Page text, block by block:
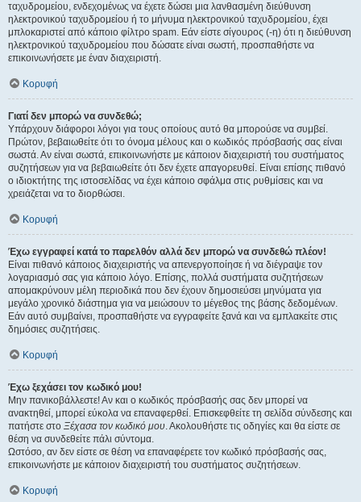
ταχυδρομείου, ενδεχομένως να έχετε δώσει μια λανθασμένη διεύθυνση
ηλεκτρονικού ταχυδρομείου ή το μήνυμα ηλεκτρονικού ταχυδρομείου, έχει
μπλοκαριστεί από κάποιο φίλτρο spam. Εάν είστε σίγουρος (-η) ότι η διεύθυνση
ηλεκτρονικού ταχυδρομείου που δώσατε είναι σωστή, προσπαθήστε να
επικοινωνήσετε με έναν διαχειριστή.
Κορυφή
Γιατί δεν μπορώ να συνδεθώ;
Υπάρχουν διάφοροι λόγοι για τους οποίους αυτό θα μπορούσε να συμβεί.
Πρώτον, βεβαιωθείτε ότι το όνομα μέλους και ο κωδικός πρόσβασής σας είναι
σωστά. Αν είναι σωστά, επικοινωνήστε με κάποιον διαχειριστή του συστήματος
συζητήσεων για να βεβαιωθείτε ότι δεν έχετε απαγορευθεί. Είναι επίσης πιθανό
ο ιδιοκτήτης της ιστοσελίδας να έχει κάποιο σφάλμα στις ρυθμίσεις και να
χρειάζεται να το διορθώσει.
Κορυφή
Έχω εγγραφεί κατά το παρελθόν αλλά δεν μπορώ να συνδεθώ πλέον!
Είναι πιθανό κάποιος διαχειριστής να απενεργοποίησε ή να διέγραψε τον
λογαριασμό σας για κάποιο λόγο. Επίσης, πολλά συστήματα συζητήσεων
απομακρύνουν μέλη περιοδικά που δεν έχουν δημοσιεύσει μηνύματα για
μεγάλο χρονικό διάστημα για να μειώσουν το μέγεθος της βάσης δεδομένων.
Εάν αυτό συμβαίνει, προσπαθήστε να εγγραφείτε ξανά και να εμπλακείτε στις
δημόσιες συζητήσεις.
Κορυφή
Έχω ξεχάσει τον κωδικό μου!
Μην πανικοβάλλεστε! Αν και ο κωδικός πρόσβασής σας δεν μπορεί να
ανακτηθεί, μπορεί εύκολα να επαναφερθεί. Επισκεφθείτε τη σελίδα σύνδεσης και
πατήστε στο Ξέχασα τον κωδικό μου. Ακολουθήστε τις οδηγίες και θα είστε σε
θέση να συνδεθείτε πάλι σύντομα.
Ωστόσο, αν δεν είστε σε θέση να επαναφέρετε τον κωδικό πρόσβασής σας,
επικοινωνήστε με κάποιον διαχειριστή του συστήματος συζητήσεων.
Κορυφή